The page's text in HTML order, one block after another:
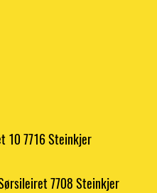
10 7716 Steinkjer
7708 Steinkjer